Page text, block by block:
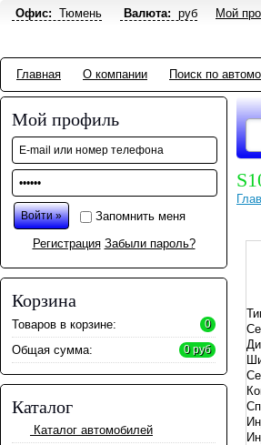
Офис: Тюмень Валюта: руб Мой
Главная О компании Поиск по
Мой профиль
Запомнить меня
Регистрация Забыли пароль?
Корзина
Товаров в корзине: 0
Общая сумма: 0 руб
Каталог
Каталог автомобилей